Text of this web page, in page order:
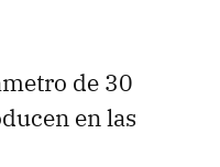
de 30
en las